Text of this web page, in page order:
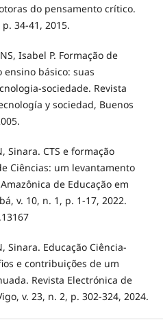
do pensamento crítico.
34-41, 2015.
Isabel P. Formação de
básico: suas
sociedade. Revista
y sociedad, Buenos
Sinara. CTS e formação
Ciências: um levantamento
de Educação em
v. 10, n. 1, p. 1-17, 2022.
Sinara. Educação Ciência-
e contribuições de um
Revista Electrónica de
v. 23, n. 2, p. 302-324, 2024.